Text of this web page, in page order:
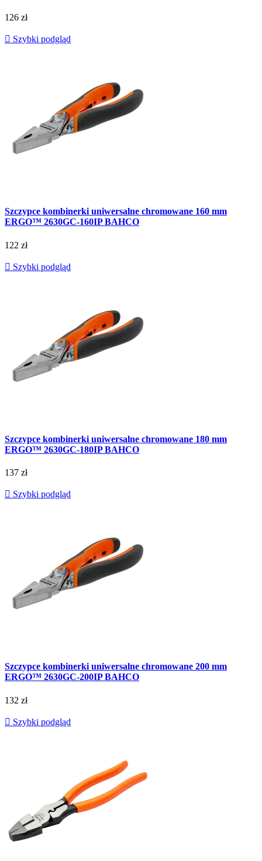
126 zł
 Szybki podgląd
Szczypce kombinerki uniwersalne chromowane 160 mm
ERGO™ 2630GC-160IP BAHCO
122 zł
 Szybki podgląd
Szczypce kombinerki uniwersalne chromowane 180 mm
ERGO™ 2630GC-180IP BAHCO
137 zł
 Szybki podgląd
Szczypce kombinerki uniwersalne chromowane 200 mm
ERGO™ 2630GC-200IP BAHCO
132 zł
 Szybki podgląd